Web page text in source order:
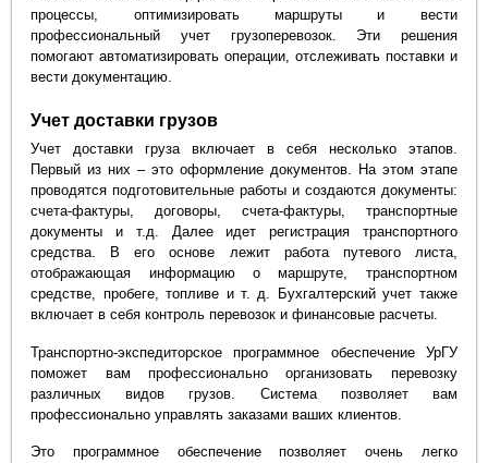
процессы, оптимизировать маршруты и вести
профессиональный учет грузоперевозок. Эти решения
помогают автоматизировать операции, отслеживать поставки и
вести документацию.
Учет доставки грузов
Учет доставки груза включает в себя несколько этапов.
Первый из них – это оформление документов. На этом этапе
проводятся подготовительные работы и создаются документы:
счета-фактуры, договоры, счета-фактуры, транспортные
документы и т.д. Далее идет регистрация транспортного
средства. В его основе лежит работа путевого листа,
отображающая информацию о маршруте, транспортном
средстве, пробеге, топливе и т. д. Бухгалтерский учет также
включает в себя контроль перевозок и финансовые расчеты.
Транспортно-экспедиторское программное обеспечение УрГУ
поможет вам профессионально организовать перевозку
различных видов грузов. Система позволяет вам
профессионально управлять заказами ваших клиентов.
Это программное обеспечение позволяет очень легко